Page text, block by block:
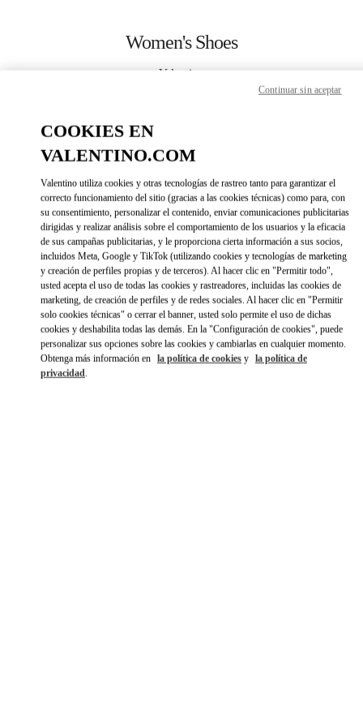
Women's Shoes
Valentino
MORE DETAILS
DIRECCIONESLINK OPENS IN
Link Opens in New Tab
COOKIES EN
VALENTINO.COM
Valentino utiliza cookies y otras tecnologías de rastreo tanto para garantizar el
correcto funcionamiento del sitio (gracias a las cookies técnicas) como para, con
su consentimiento, personalizar el contenido, enviar comunicaciones publicitarias
dirigidas y realizar análisis sobre el comportamiento de los usuarios y la eficacia
de sus campañas publicitarias, y le proporciona cierta información a sus socios,
incluidos Meta, Google y TikTok (utilizando cookies y tecnologías de marketing
y creación de perfiles propias y de terceros). Al hacer clic en "Permitir todo",
usted acepta el uso de todas las cookies y rastreadores, incluidas las cookies de
marketing, de creación de perfiles y de redes sociales. Al hacer clic en "Permitir
solo cookies técnicas" o cerrar el banner, usted solo permite el uso de dichas
cookies y deshabilita todas las demás. En la "Configuración de cookies", puede
personalizar sus opciones sobre las cookies y cambiarlas en cualquier momento.
Obtenga más información en la política de cookies y la política de
privacidad.
Continuar sin aceptar